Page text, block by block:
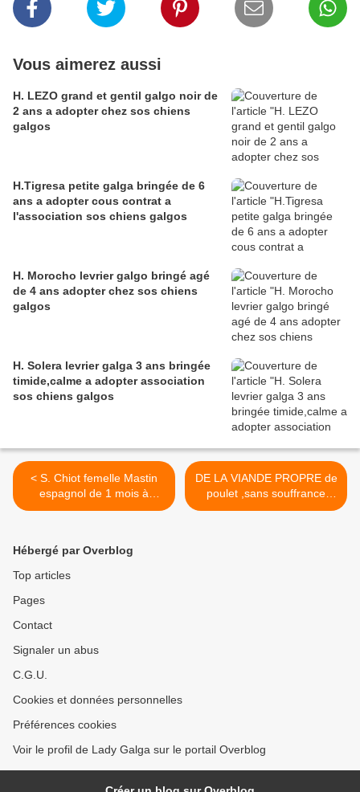
Vous aimerez aussi
H. LEZO grand et gentil galgo noir de
2 ans a adopter chez sos chiens
galgos
H.Tigresa petite galga bringée de 6
ans a adopter cous contrat a
l'association sos chiens galgos
H. Morocho levrier galgo bringé agé
de 4 ans adopter chez sos chiens
galgos
H. Solera levrier galga 3 ans bringée
timide,calme a adopter association
sos chiens galgos
< S. Chiot femelle Mastin
espagnol de 1 mois à
l'adoption à l'association
DE LA VIANDE PROPRE de
poulet ,sans souffrance
animale que la Ste
Hébergé par Overblog
Top articles
Pages
Contact
Signaler un abus
C.G.U.
Cookies et données personnelles
Préférences cookies
Voir le profil de Lady Galga sur le portail Overblog